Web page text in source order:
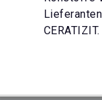
Lieferanten
CERATIZIT.
für
Preiskonstanz.
Wissen